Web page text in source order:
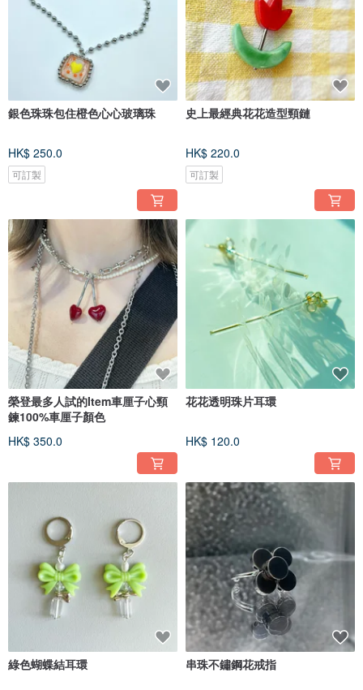
銀色珠珠包住橙色心心玻璃珠
HK$ 250.0
可訂製
史上最經典花花造型頸鏈
HK$ 220.0
可訂製
榮登最多人試的Item車厘子心頸
鍊100%車厘子顏色
HK$ 350.0
花花透明珠片耳環
HK$ 120.0
綠色蝴蝶結耳環 串珠不鏽鋼花戒指